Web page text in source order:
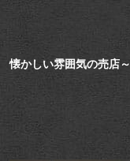
懐かしい雰囲気の売店～